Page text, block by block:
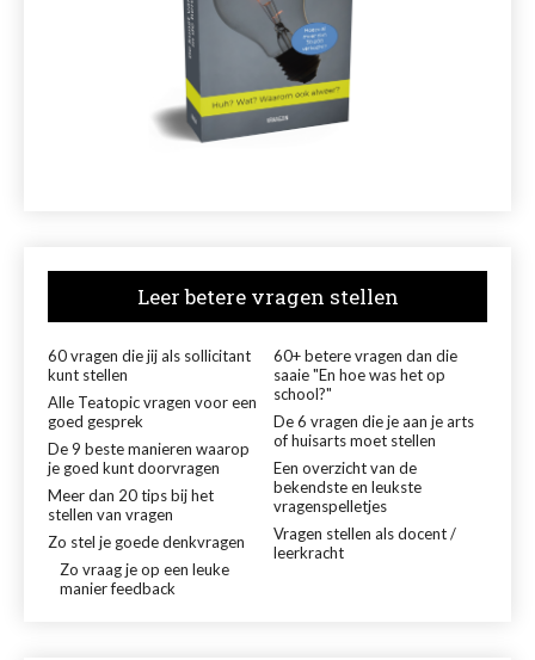
Leer betere vragen stellen
60 vragen die jij als sollicitant
kunt stellen
60+ betere vragen dan die
saaie "En hoe was het op
school?"
Alle Teatopic vragen voor een
goed gesprek
De 6 vragen die je aan je arts
of huisarts moet stellen
De 9 beste manieren waarop
je goed kunt doorvragen
Een overzicht van de
bekendste en leukste
vragenspelletjes
Meer dan 20 tips bij het
stellen van vragen
Vragen stellen als docent /
leerkracht
Zo stel je goede denkvragen
Zo vraag je op een leuke
manier feedback